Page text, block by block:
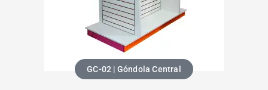
GC-02 | Góndola Central